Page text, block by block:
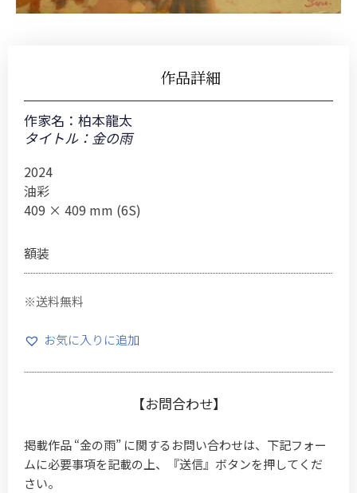
作品詳細
作家名： 柏本龍太
タイトル：金の雨
2024
油彩
409 × 409 mm (6S)
額装
※送料無料
お気に入りに追加
【お問合わせ】
掲載作品 “金の雨” に関するお問い合わせは、下記フォー
ムに必要事項を記載の上、『送信』ボタンを押してくだ
さい。